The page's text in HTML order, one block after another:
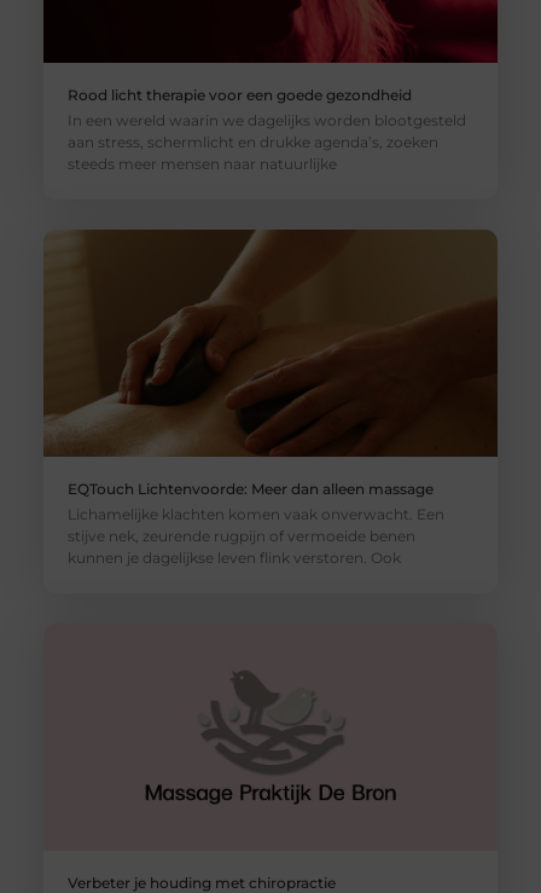
Rood licht therapie voor een goede gezondheid
In een wereld waarin we dagelijks worden blootgesteld
aan stress, schermlicht en drukke agenda’s, zoeken
steeds meer mensen naar natuurlijke
EQTouch Lichtenvoorde: Meer dan alleen massage
Lichamelijke klachten komen vaak onverwacht. Een
stijve nek, zeurende rugpijn of vermoeide benen
kunnen je dagelijkse leven flink verstoren. Ook
Verbeter je houding met chiropractie